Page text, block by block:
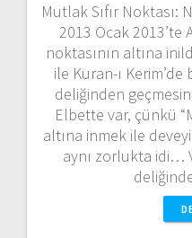
Mutlak Sıfır
2013 Ocak 2013’te
noktasının altına
ile Kuran-ı
deliğinden
Elbette var, çünkü
altına inmek ile
aynı zorlukta idi…